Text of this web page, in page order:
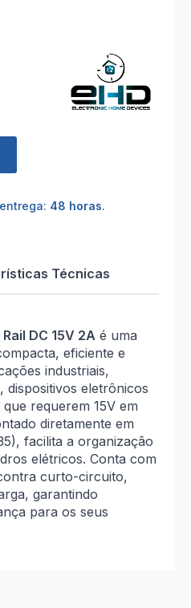
48 horas.
Técnicas
DC 15V 2A é uma
eficiente e
industriais,
dispositivos eletrônicos
requerem 15V em
diretamente em
facilita a organização
elétricos. Conta com
curto-circuito,
garantindo
para os seus